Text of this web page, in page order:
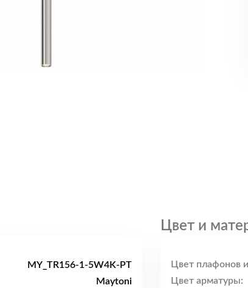
MY_TR156-1-5W4K-PT
Maytoni
Цвет и
Цвет плафонов
Цвет арматуры: